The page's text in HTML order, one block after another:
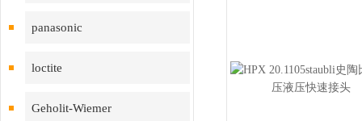
panasonic
loctite
Geholit-Wiemer